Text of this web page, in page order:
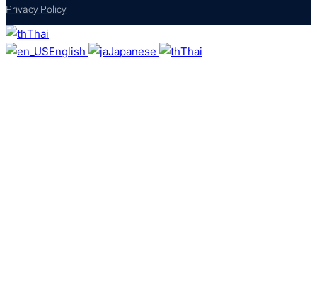
Privacy Policy
Thai
English
Japanese Thai